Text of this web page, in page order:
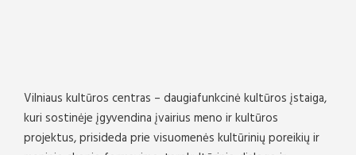
Vilniaus kultūros centras – daugiafunkcinė kultūros įstaiga,
kuri sostinėje įgyvendina įvairius meno ir kultūros
projektus, prisideda prie visuomenės kultūrinių poreikių ir